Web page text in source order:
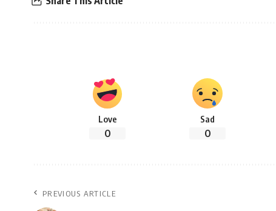
Love
0
Sad
0
PREVIOUS ARTICLE